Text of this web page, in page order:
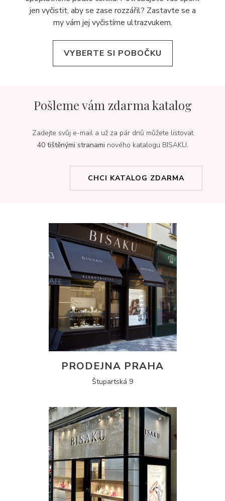
jen vyčistit, aby se zase rozzářil? Zastavte se a
my vám jej vyčistíme ultrazvukem.
VYBERTE SI POBOČKU
Pošleme vám zdarma katalog
Zadejte svůj e-mail a už za pár dnů můžete listovat
40 tištěnými stranami nového katalogu BISAKU.
CHCI KATALOG ZDARMA
PRODEJNA PRAHA
Štupartská 9